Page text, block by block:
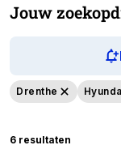
Jouw
Drenthe
6 resultaten